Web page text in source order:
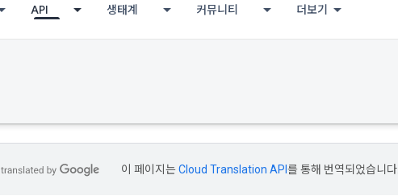
API 생태계 커뮤니티 더보기
이 페이지는Cloud Translation API 를 통해 번역되었습니다.